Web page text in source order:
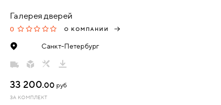
Галерея дверей
0 О КОМПАНИИ
Санкт-Петербург
33 200.00 руб
ЗА КОМПЛЕКТ